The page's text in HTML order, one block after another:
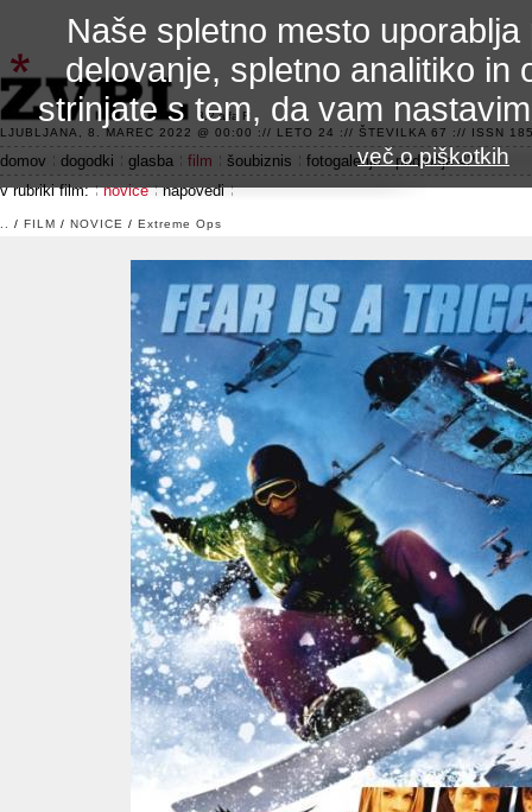
3.2 alfa R
LJUBLJANA, 8. MAREC 2022 @ 00:00 :// LETO 24 :// ŠTEVILKA 67 :// ISSN
domov dogodki glasba film šoubiznis fotogalerije
področje 42
v rubriki film:
novice napovedi
/ FILM / NOVICE / Extreme Ops
Naše spletno mesto
delovanje, spletno analitiko in
strinjate s tem, da vam
več o piškotkih